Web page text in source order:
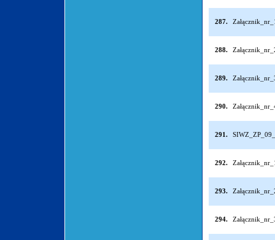
287.
288.
289.
290.
291.
292.
293.
294.